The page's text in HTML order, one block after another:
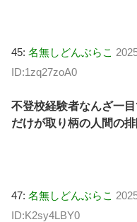
45: 名無しどんぶらこ
ID:1zq27zoA0
不登校経験者なんざ一
だけが取り柄の人間の
47: 名無しどんぶらこ
ID:K2sy4LBY0